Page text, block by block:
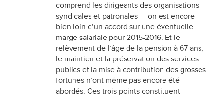
comprend les dirigeants des organisations
syndicales et patronales –, on est encore
bien loin d’un accord sur une éventuelle
marge salariale pour 2015-2016. Et le
relèvement de l’âge de la pension à 67 ans,
le maintien et la préservation des services
publics et la mise à contribution des grosses
fortunes n’ont même pas encore été
abordés. Ces trois points constituent